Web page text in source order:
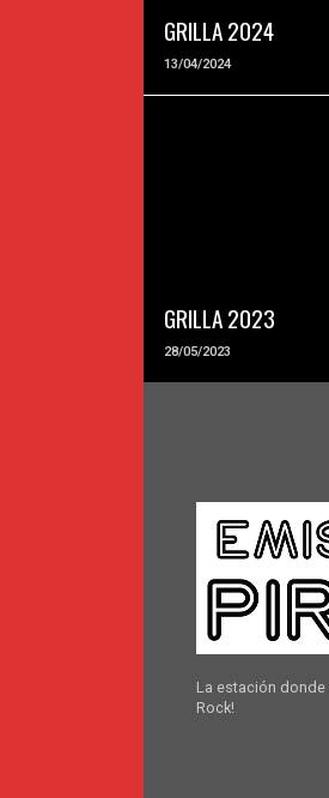
GRILLA 2024
13/04/2024
GRILLA 2023
28/05/2023
La estación donde
Rock!